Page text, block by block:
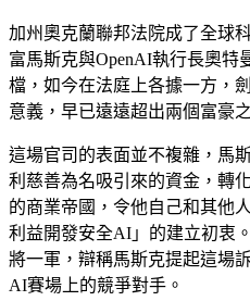
加州奧克蘭聯邦法院成了全球
富馬斯克與OpenAI執行長奧特
檔，如今在法庭上各據一方，
意義，早已遠遠超出兩個富豪
這場官司的表面並不複雜，馬
利慈善為名吸引來的資金，轉
的商業帝國，令他自己和其他
利益開發安全AI」的建立初衷
將一軍，辯稱馬斯克提起這場
AI賽場上的競爭對手。